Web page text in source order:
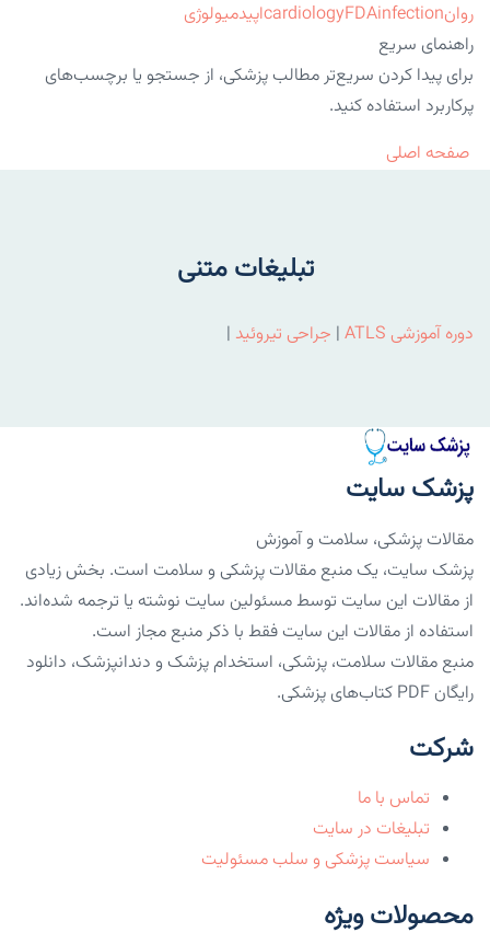
روان
cardiologyFDAinfection
اپیدمیولوژی
راهنمای سریع
برای پیدا کردن سریع‌تر مطالب پزشکی، از جستجو یا برچسب‌های
پرکاربرد استفاده کنید.
صفحه اصلی
تبلیغات متنی
دوره آموزشی ATLS | جراحی تیروئید |
پزشک سایت
مقالات پزشکی، سلامت و آموزش
پزشک سایت، یک منبع مقالات پزشکی و سلامت است. بخش زیادی
از مقالات این سایت توسط مسئولین سایت نوشته یا ترجمه شده‌اند.
استفاده از مقالات این سایت فقط با ذکر منبع مجاز است.
منبع مقالات سلامت، پزشکی، استخدام پزشک و دندانپزشک، دانلود
رایگان PDF کتاب‌های پزشکی.
شرکت
تماس با ما
تبلیغات در سایت
سیاست پزشکی و سلب مسئولیت
محصولات ویژه